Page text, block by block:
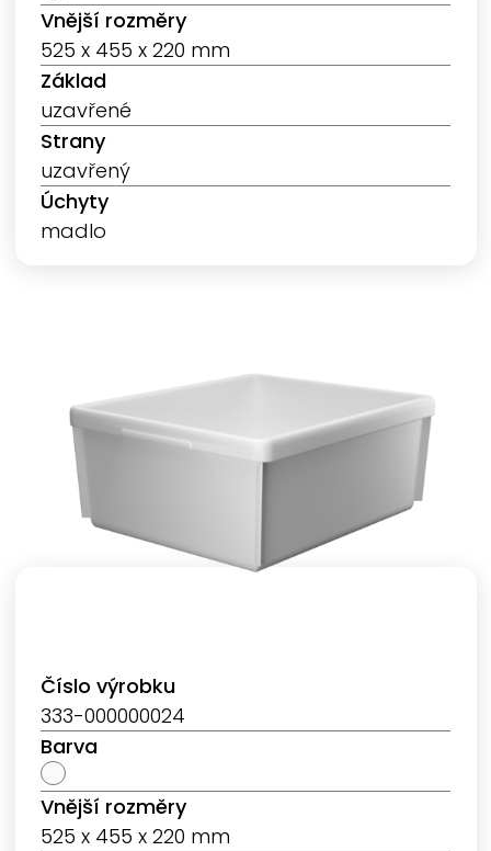
Vnější rozměry
525 x 455 x 220 mm
Základ
uzavřené
Strany
uzavřený
Úchyty
madlo
Číslo výrobku
333-000000024
Barva
Vnější rozměry
525 x 455 x 220 mm